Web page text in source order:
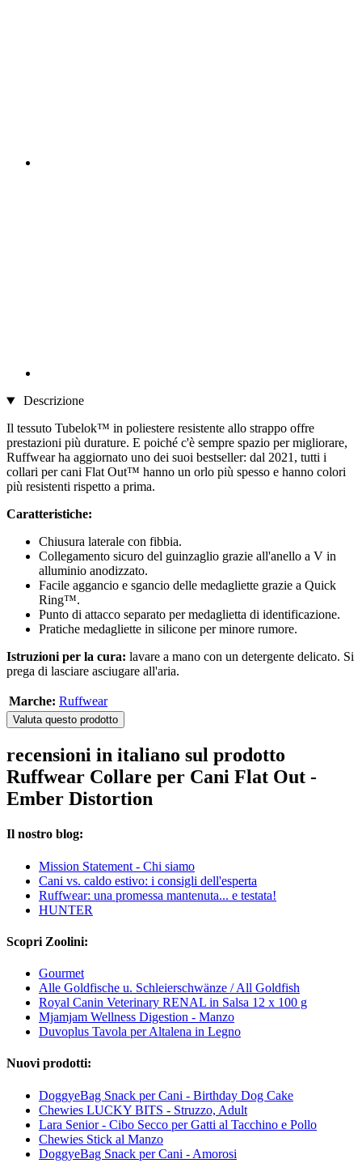
Descrizione
Il tessuto Tubelok™ in poliestere resistente allo strappo offre
prestazioni più durature. E poiché c'è sempre spazio per migliorare,
Ruffwear ha aggiornato uno dei suoi bestseller: dal 2021, tutti i
collari per cani Flat Out™ hanno un orlo più spesso e hanno colori
più resistenti rispetto a prima.
Caratteristiche:
Chiusura laterale con fibbia.
Collegamento sicuro del guinzaglio grazie all'anello a V in
alluminio anodizzato.
Facile aggancio e sgancio delle medagliette grazie a Quick
Ring™.
Punto di attacco separato per medaglietta di identificazione.
Pratiche medagliette in silicone per minore rumore.
Istruzioni per la cura: lavare a mano con un detergente delicato. Si
prega di lasciare asciugare all'aria.
Marche: Ruffwear
Valuta questo prodotto
recensioni in italiano sul prodotto
Ruffwear Collare per Cani Flat Out -
Ember Distortion
Il nostro blog:
Mission Statement - Chi siamo
Cani vs. caldo estivo: i consigli dell'esperta
Ruffwear: una promessa mantenuta... e testata!
HUNTER
Scopri Zoolini:
Gourmet
Alle Goldfische u. Schleierschwänze / All Goldfish
Royal Canin Veterinary RENAL in Salsa 12 x 100 g
Mjamjam Wellness Digestion - Manzo
Duvoplus Tavola per Altalena in Legno
Nuovi prodotti:
DoggyeBag Snack per Cani - Birthday Dog Cake
Chewies LUCKY BITS - Struzzo, Adult
Lara Senior - Cibo Secco per Gatti al Tacchino e Pollo
Chewies Stick al Manzo
DoggyeBag Snack per Cani - Amorosi